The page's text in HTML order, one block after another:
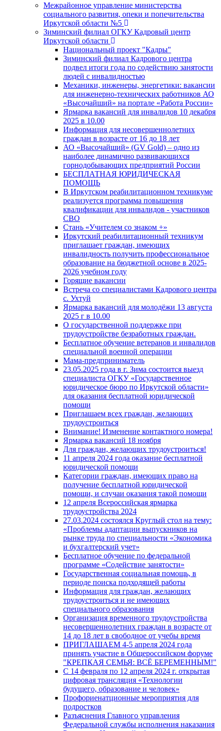
Межрайонное управление министерства
социального развития, опеки и попечительства
Иркутской области №5
Зиминский филиал ОГКУ Кадровый центр
Иркутской области
Национальный проект "Кадры"
Зиминский филиал Кадрового центра
подвел итоги года по содействию занятости
людей с инвалидностью
Механики, инженеры, энергетики: вакансии
для инженерно-технических работников АО
«Высочайший» на портале «Работа России»
Ярмарка вакансий для инвалидов 10 декабря
2025 в 10.00
Информация для несовершеннолетних
граждан в возрасте от 16 до 18 лет
АО «Высочайший» (GV Gold) – одно из
наиболее динамично развивающихся
горнодобывающих предприятий России
БЕСПЛАТНАЯ ЮРИДИЧЕСКАЯ
ПОМОЩЬ
В Иркутском реабилитационном техникуме
реализуется программа повышения
квалификации для инвалидов - участников
СВО
Стань «Учителем со знаком +»
Иркутский реабилитационный техникум
приглашает граждан, имеющих
инвалидность получить профессиональное
образование на бюджетной основе в 2025-
2026 учебном году
Горящие вакансии
Встреча со специалистами Кадрового центра
с. Ухтуй
Ярмарка вакансий для молодёжи 13 августа
2025 г в 10.00
О государственной поддержке при
трудоустройстве безработных граждан.
Бесплатное обучение ветеранов и инвалидов
специальной военной операции
Мама-предприниматель
23.05.2025 года в г. Зима состоится выезд
специалиста ОГКУ «Государственное
юридическое бюро по Иркутской области»
для оказания бесплатной юридической
помощи
Приглашаем всех граждан, желающих
трудоустроиться
Внимание! Изменение контактного номера!
Ярмарка вакансий 18 ноября
Для граждан, желающих трудоустроиться!
11 апреля 2024 года оказание бесплатной
юридической помощи
Категории граждан, имеющих право на
получение бесплатной юридической
помощи, и случаи оказания такой помощи
12 апреля Всероссийская ярмарка
трудоустройства 2024
27.03.2024 состоялся Круглый стол на тему:
«Проблемы адаптации выпускников на
рынке труда по специальности «Экономика
и бухгалтерский учет»
Бесплатное обучение по федеральной
программе «Содействие занятости»
Государственная социальная помощь, в
периоде поиска подходящей работы
Информация для граждан, желающих
трудоустроиться и не имеющих
специального образования
Организация временного трудоустройства
несовершеннолетних граждан в возрасте от
14 до 18 лет в свободное от учебы время
ПРИГЛАШАЕМ 4-5 апреля 2024 года
принять участие в Общероссийском форуме
"КРЕПКАЯ СЕМЬЯ: ВСЁ БЕРЕМЕННЫМ!"
С 14 февраля по 12 апреля 2024 г. открытая
цифровая трансляция «Технологии
будущего, образование и человек»
Профориенатционные мероприятия для
подростков
Разъяснения Главного управления
Федеральной службы исполнения наказания